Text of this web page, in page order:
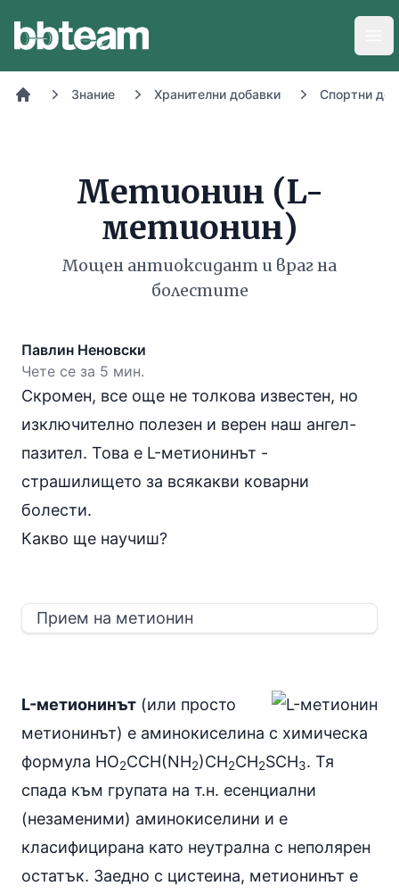
Знание Хранителни добавки Спортни
Метионин (L-
метионин)
Мощен антиоксидант и враг на
болестите
Павлин Неновски
Чете се за 5 мин.
Скромен, все още не толкова известен, но
изключително полезен и верен наш ангел-
пазител. Това е L-метионинът -
страшилището за всякакви коварни
болести.
Какво ще научиш?
Прием на метионин
L-метионинът (или просто
метионинът) е аминокиселина с химическа
формула HO2CCH(NH2)CH2CH2SCH3. Тя
спада към групата на т.н. есенциални
(незаменими) аминокиселини и е
класифицирана като неутрална с неполярен
остатък. Заедно с цистеина, метионинът е